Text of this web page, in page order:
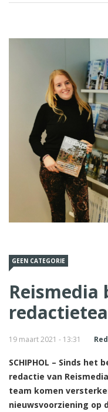
GEEN CATEGORIE
Reismedia
19 maart 2021 - 13:31
SCHIPHOL – Sinds het
redactie van
team komen
nieuwsvoorziening op